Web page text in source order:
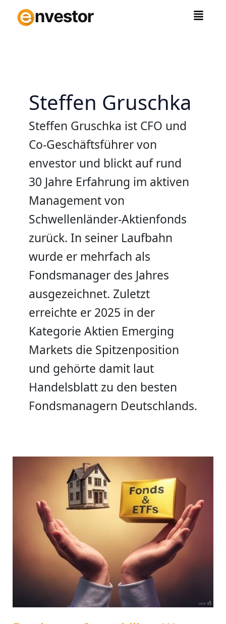
Inhalt
springen
Steffen Gruschka
Steffen Gruschka ist CFO und
Co-Geschäftsführer von
envestor und blickt auf rund
30 Jahre Erfahrung im aktiven
Management von
Schwellenländer-Aktienfonds
zurück. In seiner Laufbahn
wurde er mehrfach als
Fondsmanager des Jahres
ausgezeichnet. Zuletzt
erreichte er 2025 in der
Kategorie Aktien Emerging
Markets die Spitzenposition
und gehörte damit laut
Handelsblatt zu den besten
Fondsmanagern Deutschlands.
Warum